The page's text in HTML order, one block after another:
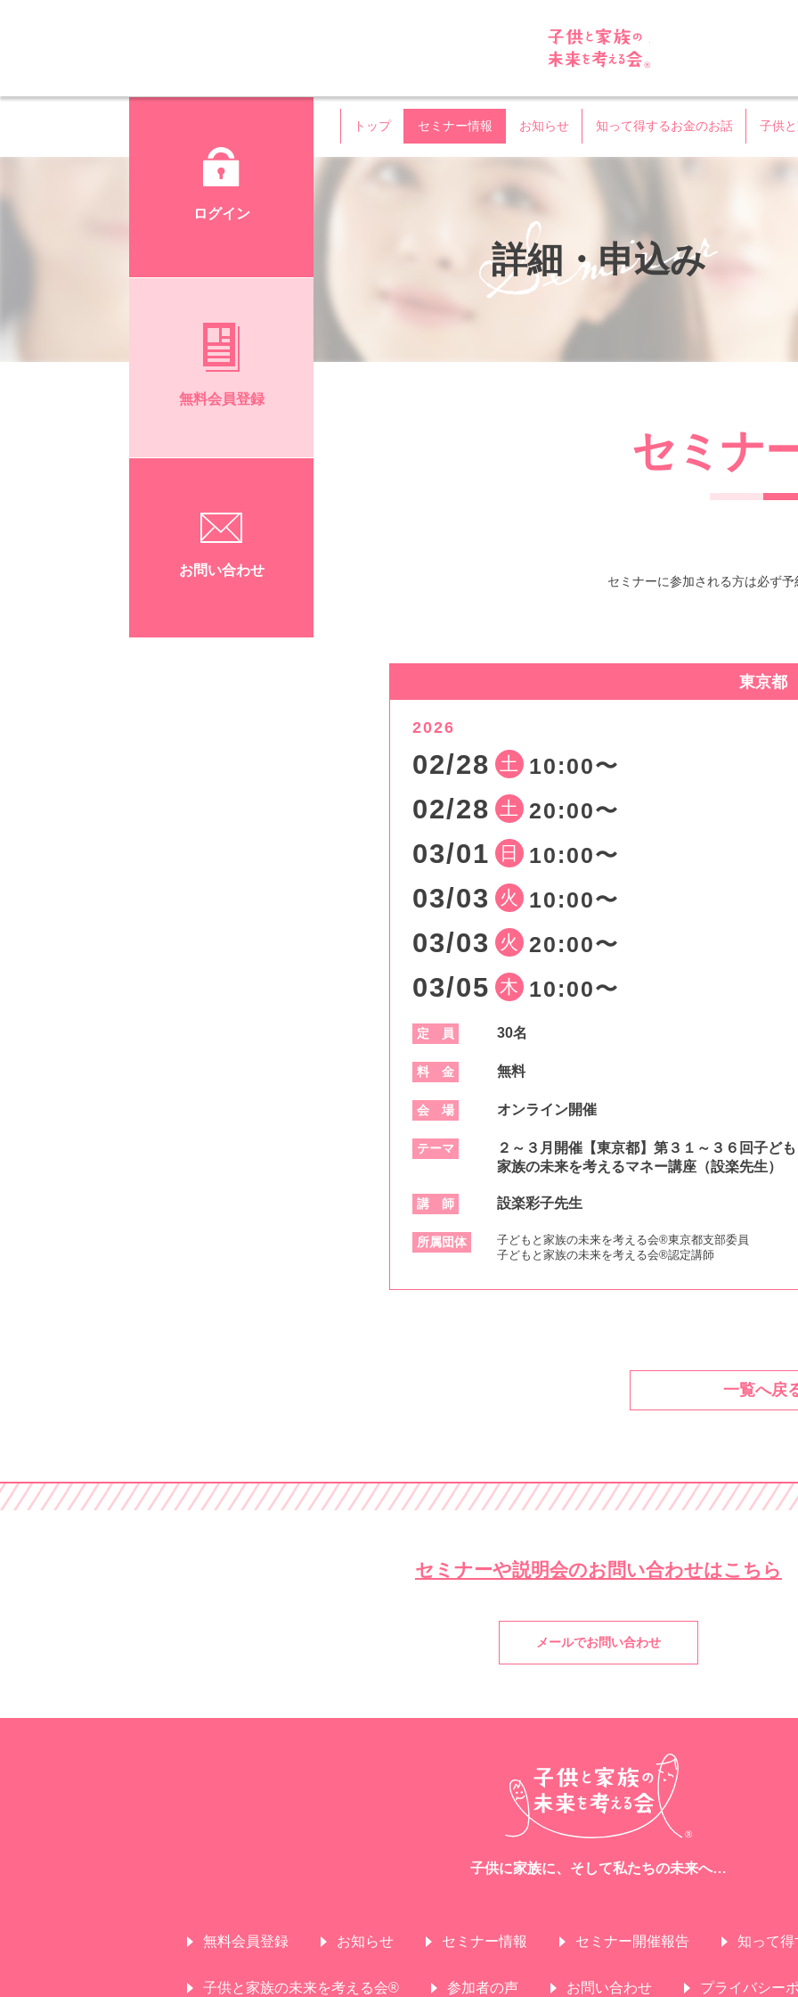
トップ セミナー情報 お知らせ 知って得するお金のお話 子供
ログイン
無料会員登録
お問い合わせ
詳細・申込み
セミナ
セミナーに参加される方は必ず
東京都
2026
02/28 土 10:00〜
02/28 土 20:00〜
03/01 日 10:00〜
03/03 火 10:00〜
03/03 火 20:00〜
03/05 木 10:00〜
定 員 30名
料 金 無料
会 場 オンライン開催
テーマ
２～３月開催【東京都】第３１～３６回子ど
家族の未来を考えるマネー講座（設楽先生）
講 師 設楽彩子先生
所属団体
子どもと家族の未来を考える会®東京都支部委員
子どもと家族の未来を考える会®認定講師
一覧へ戻
セミナーや説明会のお問い合わせはこちら
メールでお問い合わせ
子供に家族に、そして私たちの未来へ…
無料会員登録 お知らせ セミナー情報 セミナー開催報告 知って
子供と家族の未来を考える会® 参加者の声 お問い合わせ プライバシー